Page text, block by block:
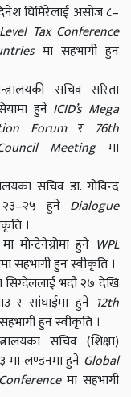
घिमिरेलाई असोज ८–
Tax Conference
मा सहभागी हुन
सचिव सरिता
हुने ICID’s Mega
Forumर 76th
Meetingमा
सचिव डा. गोविन्द
२३–२५ हुने Dialogue
।
मोन्टेनेग्रोमा हुने WPL
सहभागी हुन स्वीकृति ।
सिग्देललाई भदौ २७ देखि
र सांघाईमा हुने 12th
हुन स्वीकृति ।
सचिव (शिक्षा)
मा लण्डनमा हुने Global
मा सहभागी